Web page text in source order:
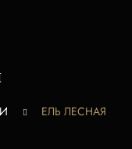
ЕЛЬ ЛЕСНАЯ